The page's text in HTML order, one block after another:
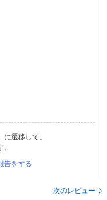
遷移して、
告をする
次のレビュー